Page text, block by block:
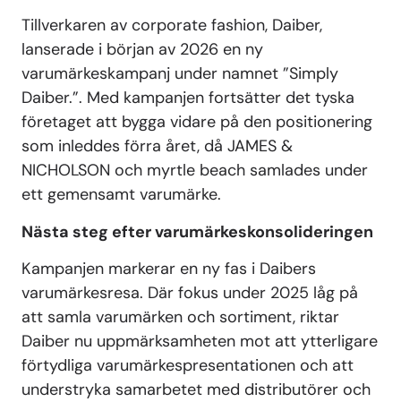
Tillverkaren av corporate fashion, Daiber,
lanserade i början av 2026 en ny
varumärkeskampanj under namnet ”Simply
Daiber.”. Med kampanjen fortsätter det tyska
företaget att bygga vidare på den positionering
som inleddes förra året, då JAMES &
NICHOLSON och myrtle beach samlades under
ett gemensamt varumärke.
Nästa steg efter varumärkeskonsolideringen
Kampanjen markerar en ny fas i Daibers
varumärkesresa. Där fokus under 2025 låg på
att samla varumärken och sortiment, riktar
Daiber nu uppmärksamheten mot att ytterligare
förtydliga varumärkespresentationen och att
understryka samarbetet med distributörer och